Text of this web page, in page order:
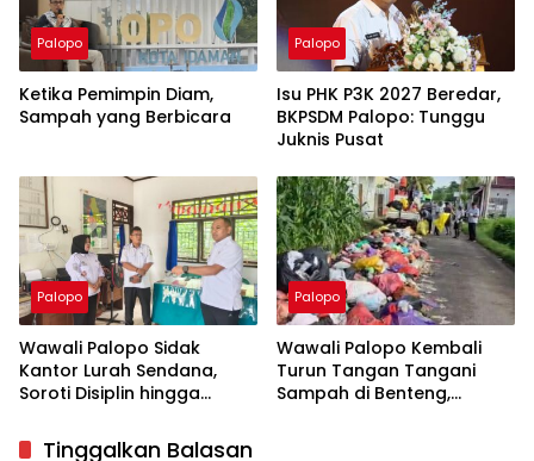
Palopo
Ketika Pemimpin Diam,
Sampah yang Berbicara
Palopo
Isu PHK P3K 2027 Beredar,
BKPSDM Palopo: Tunggu
Juknis Pusat
Palopo
Wawali Palopo Sidak
Kantor Lurah Sendana,
Soroti Disiplin hingga
Palopo
Wawali Palopo Kembali
Turun Tangan Tangani
Sampah di Benteng,
Tinggalkan Balasan